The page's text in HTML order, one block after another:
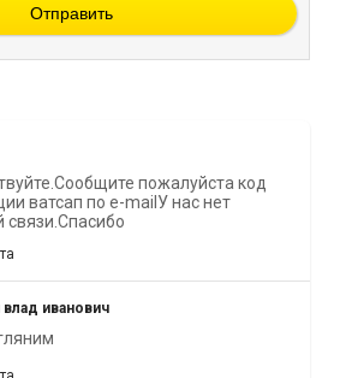
Отправить
пожалуйста код
ватсап по e-mailУ нас нет
связи.Спасибо
влад иванович